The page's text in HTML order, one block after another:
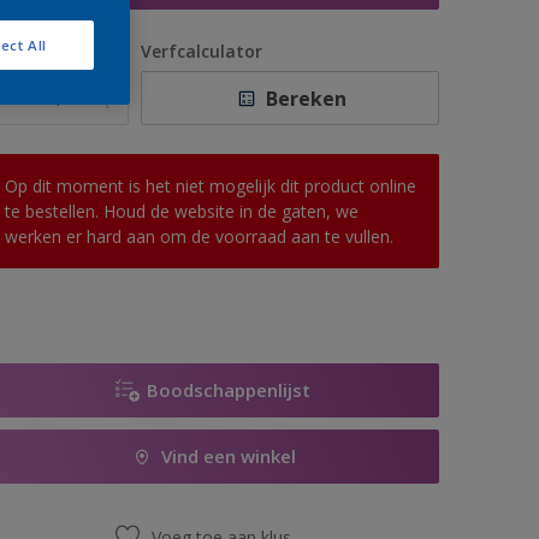
Verfcalculator
Bereken
Op dit moment is het niet mogelijk dit product online
te bestellen. Houd de website in de gaten, we
werken er hard aan om de voorraad aan te vullen.
Boodschappenlijst
Vind een winkel
All